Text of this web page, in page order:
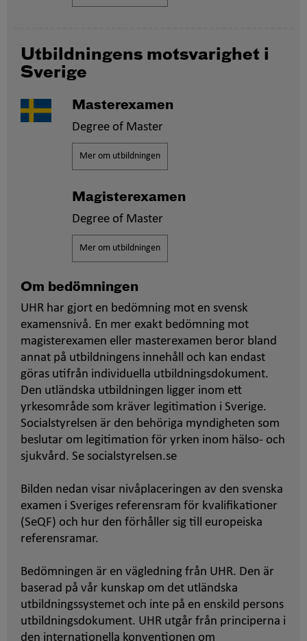
Utbildningens motsvarighet i
Sverige
Masterexamen
Degree of Master
Mer om utbildningen
Magisterexamen
Degree of Master
Mer om utbildningen
Om bedömningen
UHR har gjort en bedömning mot en svensk
examensnivå. En mer exakt bedömning mot
magisterexamen eller masterexamen beror bland
annat på utbildningens innehåll och kan endast
göras utifrån individuella utbildningsdokument.
Den utländska utbildningen ligger inom ett
yrkesområde som kräver legitimation i Sverige.
Socialstyrelsen är den behöriga myndigheten som
beslutar om legitimation för yrken inom hälso- och
sjukvård. Se socialstyrelsen.se
Bilden nedan visar nivåplaceringen av den svenska
examen i Sveriges referensram för kvalifikationer
(SeQF) och hur den förhåller sig till europeiska
referensramar.
Bedömningen är en vägledning från UHR. Den är
baserad på vår kunskap om det utländska
utbildningssystemet och inte på en enskild persons
utbildningsdokument. UHR utgår från principerna i
den internationella konventionen om